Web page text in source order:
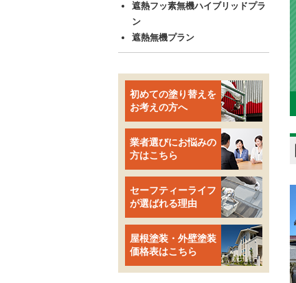
遮熱フッ素無機ハイブリッドプラ
ン
遮熱無機プラン
初めての塗り替えを
お考えの方へ
業者選びにお悩みの
方はこちら
セーフティーライフ
が選ばれる理由
屋根塗装・外壁塗装
価格表はこちら